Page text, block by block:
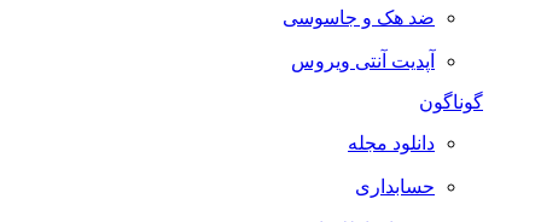
ضد هک و جاسوسی
آپدیت آنتی ویروس
گوناگون
دانلود مجله
حسابداری